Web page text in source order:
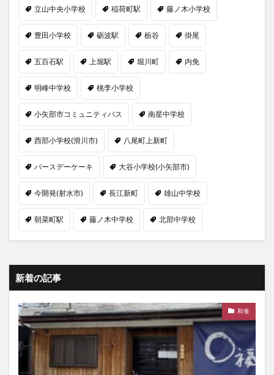
立山中央小学校 稲荷町駅 藤ノ木小学校
豊田小学校 砺波駅 栃谷 掛尾
五百石駅 上堀駅 堀川町 内免
明峰中学校 桃李小学校
小矢部市コミュニティバス 南星中学校
西部小学校(滑川市) 八尾町上新町
バースデーケーキ 大谷小学校(小矢部市)
今開発(射水市) 長江新町 雄山中学校
朝菜町駅 藤ノ木中学校 北部中学校
新着の記事
和食